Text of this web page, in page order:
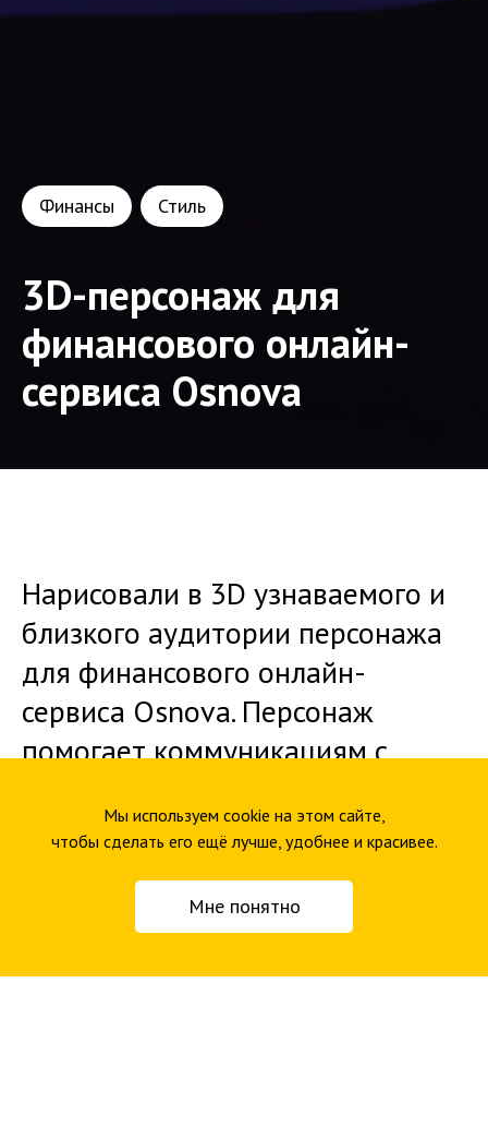
Финансы Стиль
3D-персонаж для
финансового онлайн-
сервиса Osnova
Нарисовали в 3D узнаваемого и
близкого аудитории персонажа
для финансового онлайн-
сервиса Osnova. Персонаж
помогает коммуникациям с
Мы используем cookie на этом сайте,
чтобы сделать его ещё лучше, удобнее и красивее.
Мне понятно